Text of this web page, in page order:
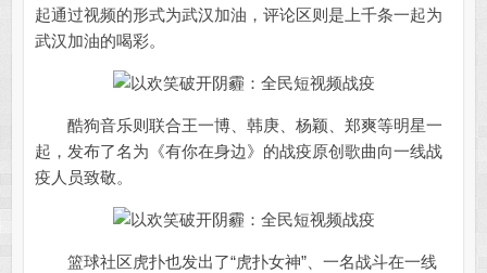
起通过视频的形式为武汉加油，评论区则是上千条一起为
武汉加油的喝彩。
酷狗音乐则联合王一博、韩庚、杨颖、郑爽等明星一
起，发布了名为《有你在身边》的战疫原创歌曲向一线战
疫人员致敬。
篮球社区虎扑也发出了“虎扑女神”、一名战斗在一线